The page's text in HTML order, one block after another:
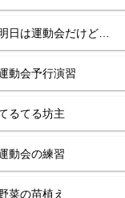
は運動会だけど…
動会予行演習
るてる坊主
動会の練習
菜の苗植え